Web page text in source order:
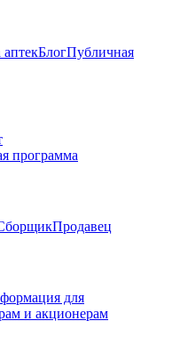
аптекБлогПубличная
программа
Продавец
для
и акционерам